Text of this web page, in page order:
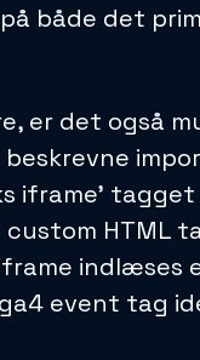
både det
er det også
iframe’
HTML
indlæses
event tag